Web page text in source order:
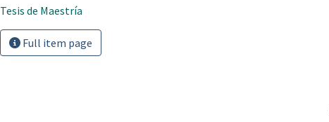
Tesis de Maestría
Full item page